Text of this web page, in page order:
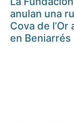
anulan una
Cova de
en Beniarrés